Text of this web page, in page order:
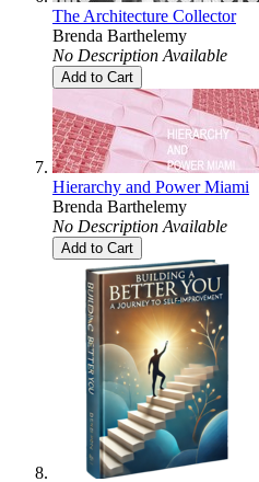
The Architecture Collector
Brenda Barthelemy
No Description Available
Add to Cart
Hierarchy and Power Miami
Brenda Barthelemy
No Description Available
Add to Cart